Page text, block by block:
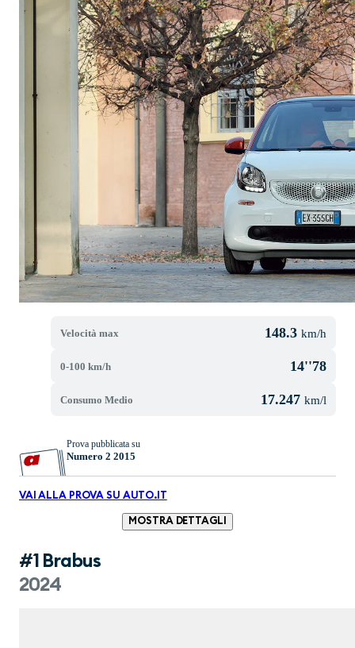
Velocità max 148.3 km/h
0-100 km/h 14''78
Consumo Medio 17.247 km/l
Prova pubblicata su
Numero 2 2015
VAI ALLA PROVA SU AUTO.IT
MOSTRA DETTAGLI
#1 Brabus
2024